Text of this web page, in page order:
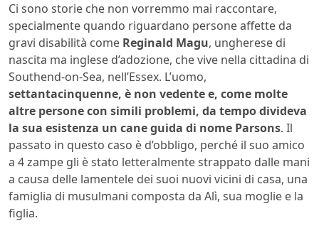
Ci sono storie che non vorremmo mai raccontare,
specialmente quando riguardano persone affette da
gravi disabilità come Reginald Magu, ungherese di
nascita ma inglese d’adozione, che vive nella cittadina di
Southend-on-Sea, nell’Essex. L’uomo,
settantacinquenne, è non vedente e, come molte
altre persone con simili problemi, da tempo divideva
la sua esistenza un cane guida di nome Parsons. Il
passato in questo caso è d’obbligo, perché il suo amico
a 4 zampe gli è stato letteralmente strappato dalle mani
a causa delle lamentele dei suoi nuovi vicini di casa, una
famiglia di musulmani composta da Alì, sua moglie e la
figlia.